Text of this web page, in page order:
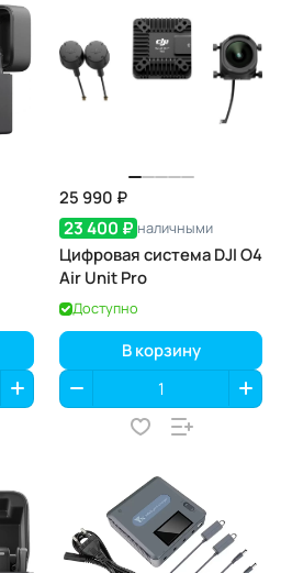
25 990 ₽
23 400 ₽ наличными
Цифровая система DJI O4
Air Unit Pro
Доступно
В корзину